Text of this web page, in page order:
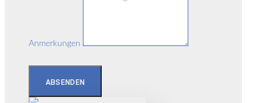
Anmerkungen
ABSENDEN